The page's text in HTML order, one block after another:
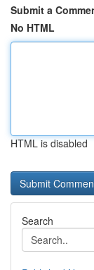
Submit a
No HTML
HTML is disabled
Search